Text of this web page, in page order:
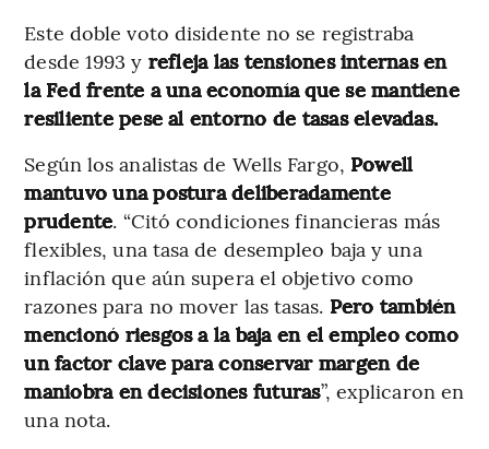
Este doble voto disidente no se registraba
desde 1993 y refleja las tensiones internas en
la Fed frente a una economía que se mantiene
resiliente pese al entorno de tasas elevadas.
Según los analistas de Wells Fargo, Powell
mantuvo una postura deliberadamente
prudente. “Citó condiciones financieras más
flexibles, una tasa de desempleo baja y una
inflación que aún supera el objetivo como
razones para no mover las tasas. Pero también
mencionó riesgos a la baja en el empleo como
un factor clave para conservar margen de
maniobra en decisiones futuras”, explicaron en
una nota.